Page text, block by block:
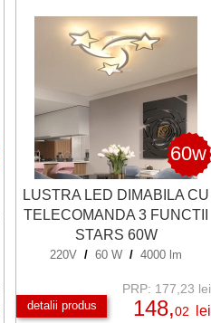
60w
LUSTRA LED DIMABILA CU
TELECOMANDA 3 FUNCTII
STARS 60W
220V / 60 W / 4000 lm
detalii produs
PRP: 177,23 lei
148,02 lei